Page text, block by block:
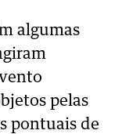
algumas
pelas
pontuais de